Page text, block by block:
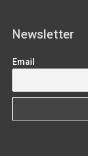
Newsletter
Email